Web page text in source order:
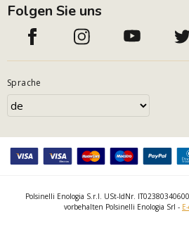
Folgen Sie uns
Sprache
Polsinelli Enologia S.r.l. USt-IdNr.
vorbehalten Polsinelli Enologia Srl -